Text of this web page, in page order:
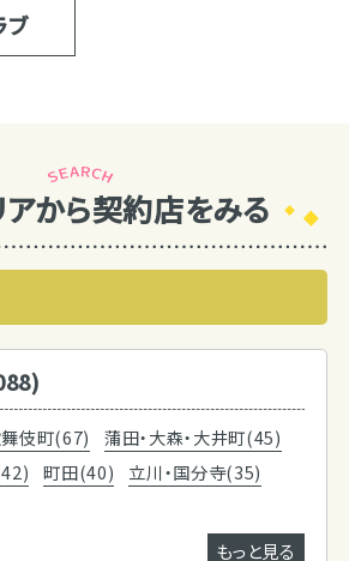
ブ
から契約店をみる
伎町(67)
蒲田・大森・大井町(45)
町田(40)
立川・国分寺(35)
もっと見る